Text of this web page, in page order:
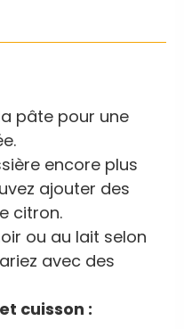
pâte pour une
encore plus
ajouter des
citron.
ou au lait selon
avec des
cuisson :